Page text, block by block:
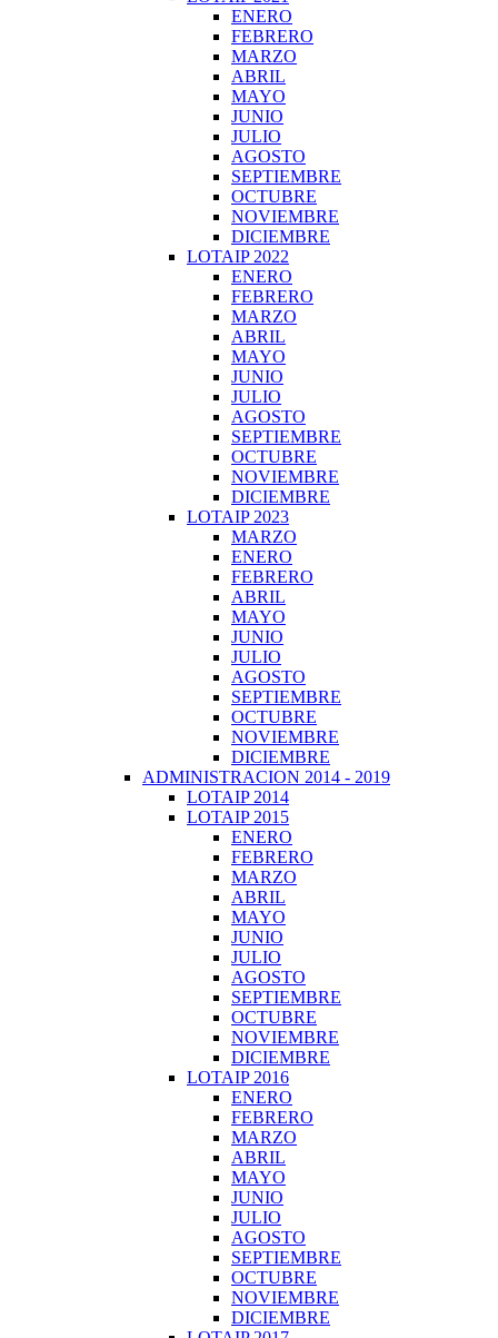
ENERO
FEBRERO
MARZO
ABRIL
MAYO
JUNIO
JULIO
AGOSTO
SEPTIEMBRE
OCTUBRE
NOVIEMBRE
DICIEMBRE
LOTAIP 2022
ENERO
FEBRERO
MARZO
ABRIL
MAYO
JUNIO
JULIO
AGOSTO
SEPTIEMBRE
OCTUBRE
NOVIEMBRE
DICIEMBRE
LOTAIP 2023
MARZO
ENERO
FEBRERO
ABRIL
MAYO
JUNIO
JULIO
AGOSTO
SEPTIEMBRE
OCTUBRE
NOVIEMBRE
DICIEMBRE
ADMINISTRACION 2014 - 2019
LOTAIP 2014
LOTAIP 2015
ENERO
FEBRERO
MARZO
ABRIL
MAYO
JUNIO
JULIO
AGOSTO
SEPTIEMBRE
OCTUBRE
NOVIEMBRE
DICIEMBRE
LOTAIP 2016
ENERO
FEBRERO
MARZO
ABRIL
MAYO
JUNIO
JULIO
AGOSTO
SEPTIEMBRE
OCTUBRE
NOVIEMBRE
DICIEMBRE